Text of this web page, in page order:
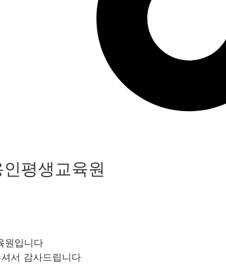
평생교육원
원입니다
서 감사드립니다